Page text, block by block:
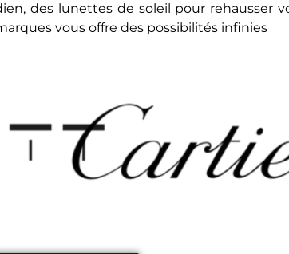
des lunettes de soleil pour rehausser
vous offre des possibilités infinies